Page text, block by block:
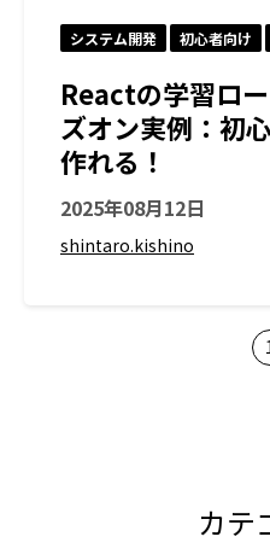
システム開発 初心者向け
Reactの学習ロ
ズオン実例：初
作れる！
2025年08月12日
shintaro.kishino
カテ